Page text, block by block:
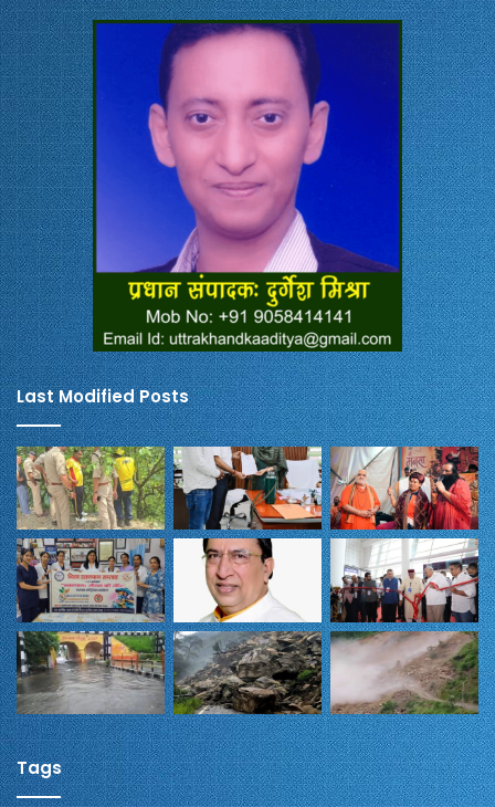
Last Modified Posts
Tags